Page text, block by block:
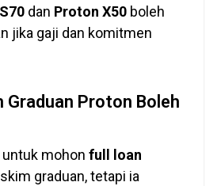
dan Proton X50boleh
jika gaji dan komitmen
Graduan Proton Boleh
untuk mohon full loan
graduan, tetapi ia